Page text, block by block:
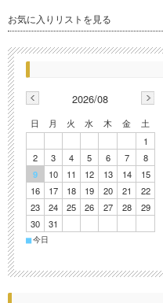
お気に入りリストを見る
2026/08
日 月 火 水 木 金
土
1
2
3 4 5 6 7
8
9
10 11 12 13 14
15
16
17 18 19 20 21
22
23
24 25 26 27 28
29
30
31
■今日